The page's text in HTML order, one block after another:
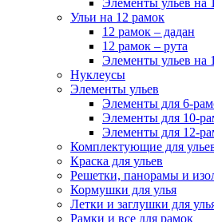
Элементы ульев на
Ульи на 12 рамок
12 рамок – дадан
12 рамок – рута
Элементы ульев на
Нуклеусы
Элементы ульев
Элементы для 6-
Элементы для 10-
Элементы для 12-
Комплектующие для
Краска для ульев
Решетки, панорамы и
Кормушки для улья
Летки и заглушки для
Рамки и все для рамок